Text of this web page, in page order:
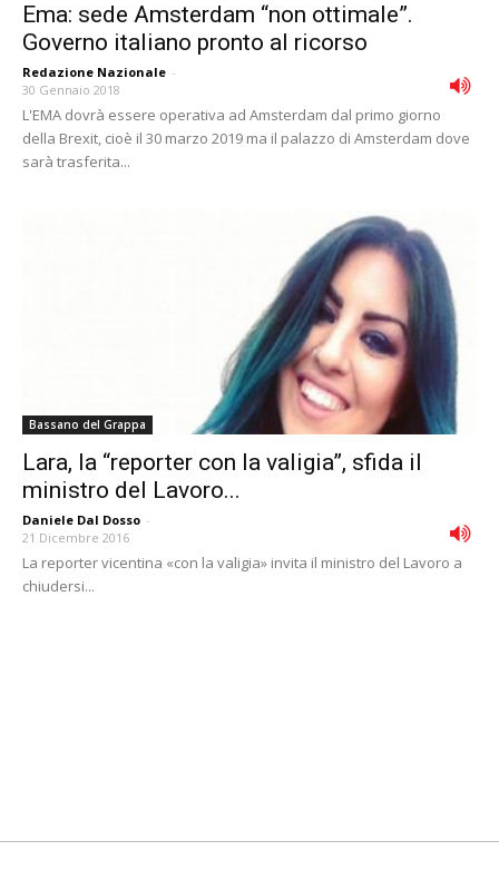
Ema: sede Amsterdam “non ottimale”.
Governo italiano pronto al ricorso
Redazione Nazionale -
30 Gennaio 2018
L'EMA dovrà essere operativa ad Amsterdam dal primo giorno
della Brexit, cioè il 30 marzo 2019 ma il palazzo di Amsterdam dove
sarà trasferita...
Bassano del Grappa
Lara, la “reporter con la valigia”, sfida il
ministro del Lavoro...
Daniele Dal Dosso -
21 Dicembre 2016
La reporter vicentina «con la valigia» invita il ministro del Lavoro a
chiudersi...